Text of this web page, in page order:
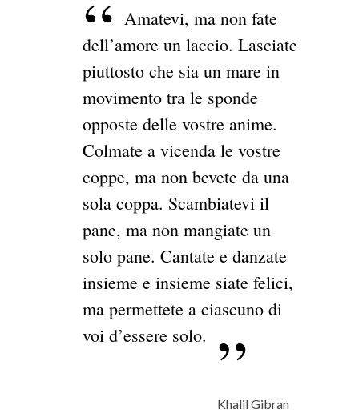
Amatevi, ma non fate
dell’amore un laccio. Lasciate
piuttosto che sia un mare in
movimento tra le sponde
opposte delle vostre anime.
Colmate a vicenda le vostre
coppe, ma non bevete da una
sola coppa. Scambiatevi il
pane, ma non mangiate un
solo pane. Cantate e danzate
insieme e insieme siate felici,
ma permettete a ciascuno di
voi d’essere solo.
Khalil Gibran